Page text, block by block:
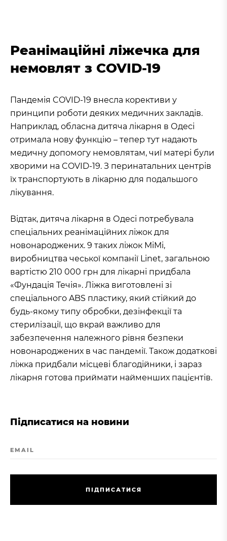
Реанімаційні ліжечка для
немовлят з COVID-19
Пандемія COVID-19 внесла корективи у
принципи роботи деяких медичних закладів.
Наприклад, обласна дитяча лікарня в Одесі
отримала нову функцію – тепер тут надають
медичну допомогу немовлятам, чиї матері були
хворими на COVID-19. З перинатальних центрів
їх транспортують в лікарню для подальшого
лікування.
Відтак, дитяча лікарня в Одесі потребувала
спеціальних реанімаційних ліжок для
новонароджених. 9 таких ліжок MiMi,
виробництва чеської компанії Linet, загальною
вартістю 210 000 грн для лікарні придбала
«Фундація Течія». Ліжка виготовлені зі
спеціального ABS пластику, який стійкий до
будь-якому типу обробки, дезінфекції та
стерилізації, що вкрай важливо для
забезпечення належного рівня безпеки
новонароджених в час пандемії. Також додаткові
ліжка придбали місцеві благодійники, і зараз
лікарня готова приймати найменших пацієнтів.
Підписатися на новини
EMAIL
П І ДП ИСАТИСЯ